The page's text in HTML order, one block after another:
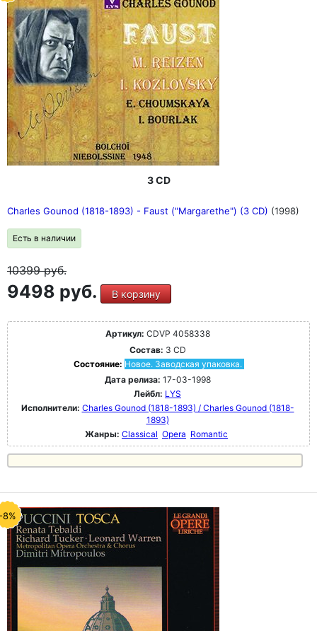
3 CD
Charles Gounod (1818-1893) - Faust ("Margarethe") (3 CD) (1998)
Есть в наличии
10399руб.
9498 руб. В корзину
Артикул: CDVP 4058338
Состав: 3 CD
Состояние: Новое. Заводская упаковка.
Дата релиза: 17-03-1998
Лейбл: LYS
Исполнители: Charles Gounod (1818-1893) / Charles Gounod (1818-
1893)
Жанры: Classical Opera Romantic
8%